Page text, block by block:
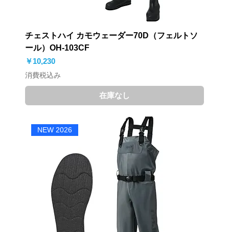
チェストハイ カモウェーダー70D（フェルトソ
ール）OH-103CF
価格
￥10,230
消費税込み
在庫なし
NEW 2026